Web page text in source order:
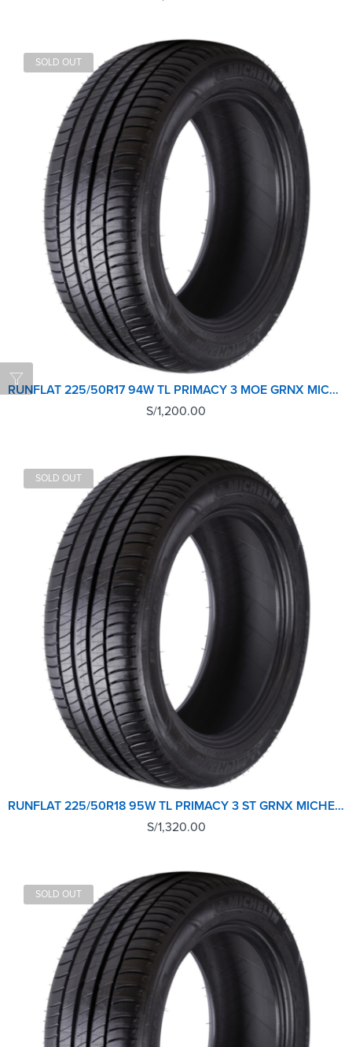
SOLD OUT
RUNFLAT 225/50R17 94W TL PRIMACY 3 MOE GRNX MICHELIN
S/1,200.00
SOLD OUT
RUNFLAT 225/50R18 95W TL PRIMACY 3 ST GRNX MICHELIN
S/1,320.00
SOLD OUT